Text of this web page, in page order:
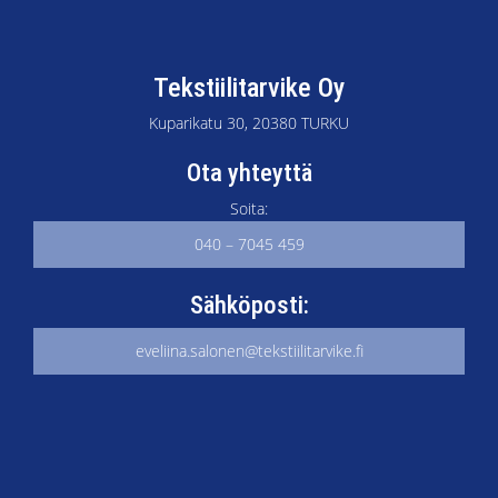
Tekstiilitarvike Oy
Kuparikatu 30, 20380 TURKU
Ota yhteyttä
Soita:
040 – 7045 459
Sähköposti:
eveliina.salonen@tekstiilitarvike.fi